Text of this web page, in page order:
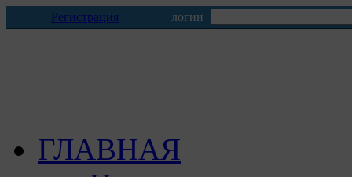
Регистрация логин
ГЛАВНАЯ